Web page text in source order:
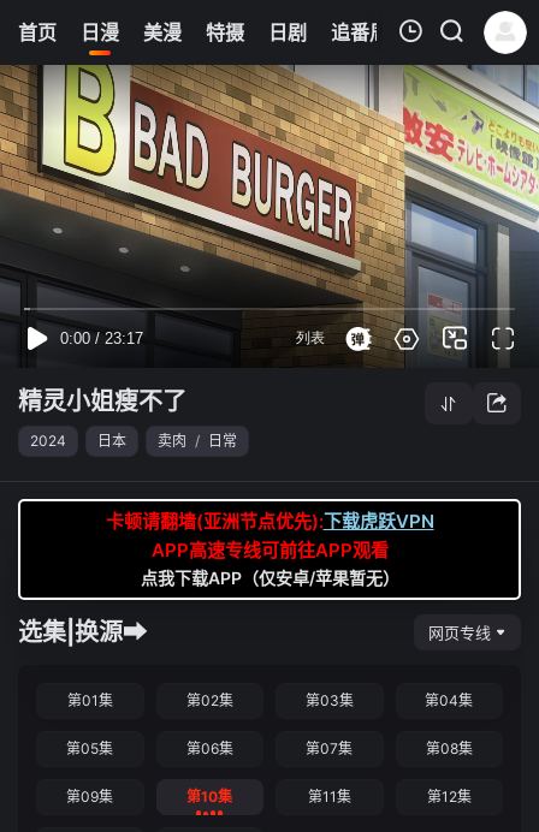
首页 日漫 美漫 特摄 日剧 追番周表 今日更新
8
我的观影记录
第10集
精灵小姐瘦不了
清空
精灵小姐瘦不了
2024 日本 卖肉 / 日常
卡顿请翻墙(亚洲节点优先):下载虎跃VPN
APP高速专线可前往APP观看
点我下载APP（仅安卓/苹果暂无）
选集|换源➡ 网页专线
第01集 第02集 第03集 第04集
第05集 第06集 第07集 第08集
第09集 第10集 第11集 第12集